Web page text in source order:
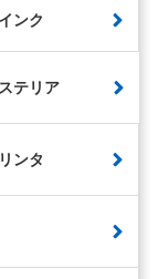
ンク
テリア
ンタ